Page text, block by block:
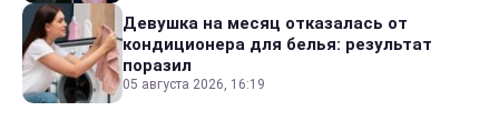
Девушка на месяц отказалась от
кондиционера для белья: результат
поразил
05 августа 2026, 16:19